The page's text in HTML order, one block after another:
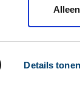
Details tonen